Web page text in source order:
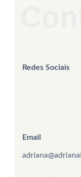
Redes Sociais
Email